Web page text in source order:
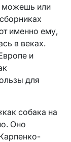
можешь или
именно ему,
в веках.
и
для
собака на
Оно